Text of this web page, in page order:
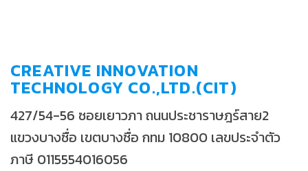
CREATIVE INNOVATION
TECHNOLOGY CO.,LTD.(CIT)
427/54-56 ซอยเยาวภา ถนนประชาราษฎร์สาย2
แขวงบางซื่อ เขตบางซื่อ กทม 10800 เลขประจำตัว
ภาษี 0115554016056